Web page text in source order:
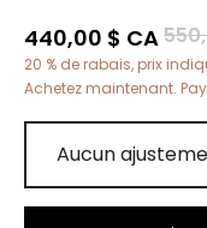
Prix
440,00 $ CA
20 % de rabais, prix
Achetez maintenant.